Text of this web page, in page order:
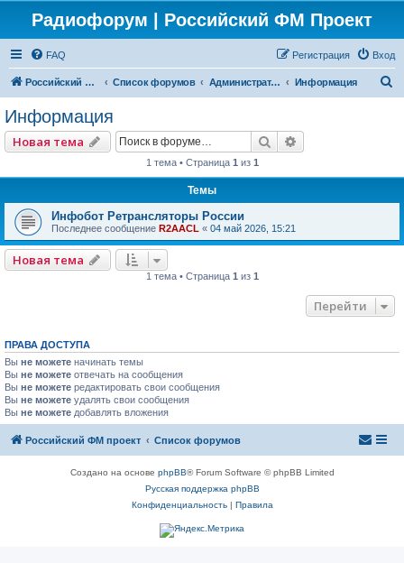
Радиофорум | Российский ФМ Проект
FAQ Вход
Регистрация
Российский ФМ проект Список форумов Администраторский Информация
Информация
Новая тема Поиск
1 тема • Страница 1 из 1
Темы
Инфобот Ретрансляторы России
Последнее сообщение R2AACL « 04 май 2026, 15:21
Новая тема
1 тема • Страница 1 из 1
Перейти
ПРАВА ДОСТУПА
Вы не можете начинать темы
Вы не можете отвечать на сообщения
Вы не можете редактировать свои сообщения
Вы не можете удалять свои сообщения
Вы не можете добавлять вложения
Российский ФМ проект Список форумов
Создано на основе phpBB® Forum Software © phpBB Limited
Русская поддержка phpBB
Конфиденциальность| Правила